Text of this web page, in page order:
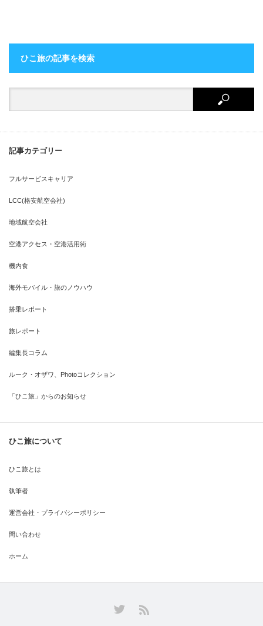
ひこ旅の記事を検索
記事カテゴリー
フルサービスキャリア
LCC(格安航空会社)
地域航空会社
空港アクセス・空港活用術
機内食
海外モバイル・旅のノウハウ
搭乗レポート
旅レポート
編集長コラム
ルーク・オザワ、Photoコレクション
「ひこ旅」からのお知らせ
ひこ旅について
ひこ旅とは
執筆者
運営会社・プライバシーポリシー
問い合わせ
ホーム